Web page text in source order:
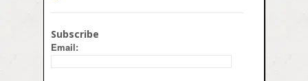
Subscribe
Email: